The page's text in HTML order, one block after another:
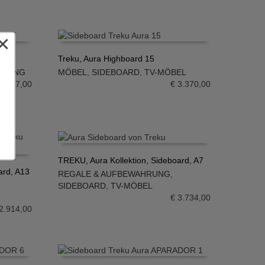
4.457,00
IN DEN WARENKORB
Treku, Aura Highboard 15
MÖBEL
SIDEBOARD ,TV-MÖBEL
€ 3.370,00
A13
IN DEN WARENKORB
TREKU, Aura Kollektion, Sideboard, A7
REGALE & AUFBEWAHRUNG,
SIDEBOARD,TV-MÖBEL
€ 3.734,00